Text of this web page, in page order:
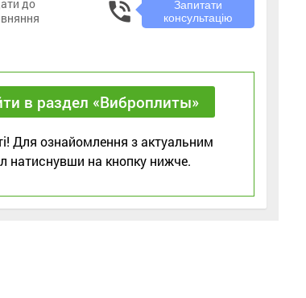
до
phone_in_talk
Запитати
консультацію
в раздел «Виброплиты»
Для ознайомлення з актуальним
натиснувши на кнопку нижче.